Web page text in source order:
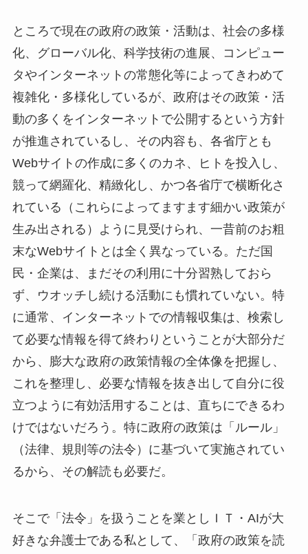
ところで現在の政府の政策・活動は、社会の多様
化、グローバル化、科学技術の進展、コンピュー
タやインターネットの常態化等によってきわめて
複雑化・多様化しているが、政府はその政策・活
動の多くをインターネットで公開するという方針
が推進されているし、その内容も、各省庁とも
Webサイトの作成に多くのカネ、ヒトを投入し、
競って網羅化、精緻化し、かつ各省庁で横断化さ
れている（これらによってますます細かい政策が
生み出される）ように見受けられ、一昔前のお粗
末なWebサイトとは全く異なっている。ただ国
民・企業は、まだその利用に十分習熟しておら
ず、ウオッチし続ける活動にも慣れていない。特
に通常、インターネットでの情報収集は、検索し
て必要な情報を得て終わりということが大部分だ
から、膨大な政府の政策情報の全体像を把握し、
これを整理し、必要な情報を抜き出して自分に役
立つように有効活用することは、直ちにできるわ
けではないだろう。特に政府の政策は「ルール」
（法律、規則等の法令）に基づいて実施されてい
るから、その解読も必要だ。
そこで「法令」を扱うことを業としＩＴ・AIが大
好きな弁護士である私として、「政府の政策を読